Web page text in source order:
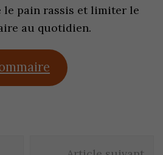
le pain rassis et limiter le
au quotidien.